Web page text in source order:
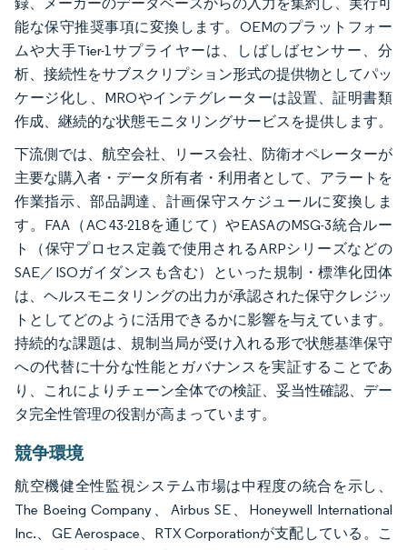
能な保守推奨事項に変換します。OEMのプラットフォー
ムや大手Tier-1サプライヤーは、しばしばセンサー、分
析、接続性をサブスクリプション形式の提供物としてパッ
ケージ化し、MROやインテグレーターは設置、証明書類
作成、継続的な状態モニタリングサービスを提供します。
下流側では、航空会社、リース会社、防衛オペレーターが
主要な購入者・データ所有者・利用者として、アラートを
作業指示、部品調達、計画保守スケジュールに変換しま
す。FAA（AC 43-218を通じて）やEASAのMSG-3統合ルー
ト（保守プロセス定義で使用されるARPシリーズなどの
SAE／ISOガイダンスも含む）といった規制・標準化団体
は、ヘルスモニタリングの出力が承認された保守クレジッ
トとしてどのように活用できるかに影響を与えています。
持続的な課題は、規制当局が受け入れる形で状態基準保守
への代替に十分な性能とガバナンスを実証することであ
り、これによりチェーン全体での検証、妥当性確認、デー
タ完全性管理の役割が高まっています。
競争環境
航空機健全性監視システム市場は中程度の統合を示し、
The Boeing Company、Airbus SE、Honeywell International
Inc.、GE Aerospace、RTX Corporationが支配している。こ